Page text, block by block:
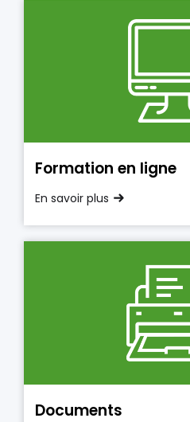
Formation en ligne
En savoir plus
Documents